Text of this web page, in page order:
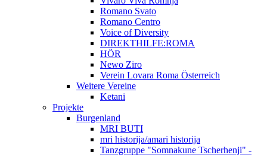
Romano Svato
Romano Centro
Voice of Diversity
DIREKTHILFE:ROMA
HÖR
Newo Ziro
Verein Lovara Roma Österreich
Weitere Vereine
Ketani
Projekte
Burgenland
MRI BUTI
mri historija/amari historija
Tanzgruppe "Somnakune Tscherhenji" -